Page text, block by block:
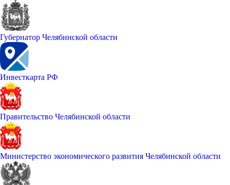
Губернатор Челябинской области
Инвесткарта РФ
Правительство Челябинской области
Министерство экономического развития Челябинской области